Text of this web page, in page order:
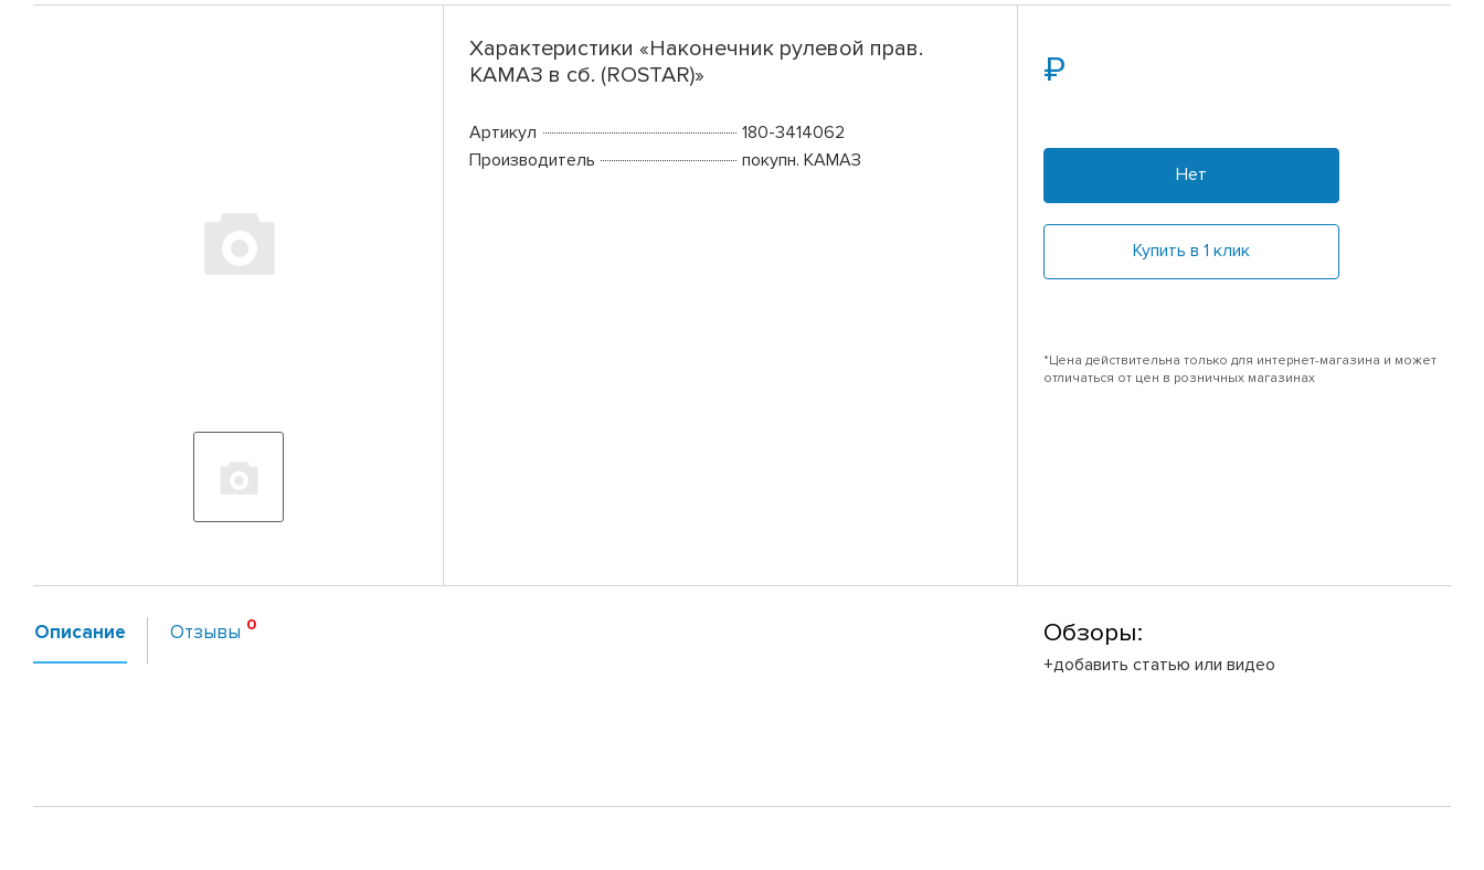
Характеристики «Наконечник рулевой прав.
КАМАЗ в сб. (ROSTAR)»
Артикул
180-3414062
Производитель
покупн. КАМАЗ
Нет
Купить в 1 клик
*Цена действительна только для интернет-магазина и может
отличаться от цен в розничных магазинах
Описание Отзывы Обзоры:
+добавить статью или видео